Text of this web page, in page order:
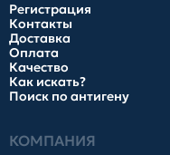
Регистрация
Контакты
Доставка
Оплата
Качество
Как искать?
Поиск по антигену
КОМПАНИЯ